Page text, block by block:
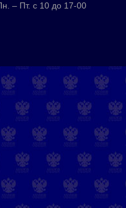
– Пт. с 10 до 17-00